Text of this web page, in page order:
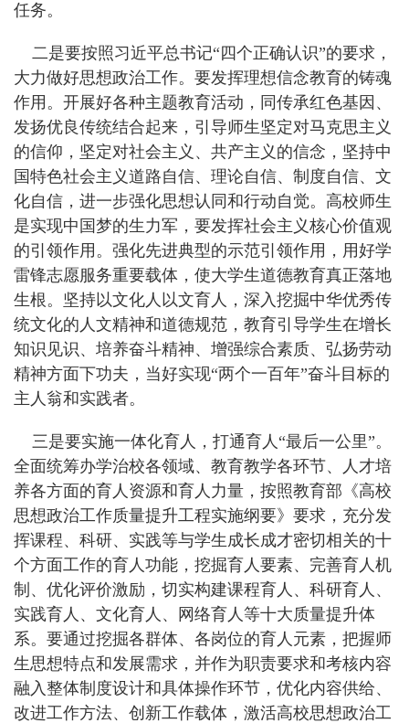
任务。
二是要按照习近平总书记“四个正确认识”的要求，
大力做好思想政治工作。要发挥理想信念教育的铸魂
作用。开展好各种主题教育活动，同传承红色基因、
发扬优良传统结合起来，引导师生坚定对马克思主义
的信仰，坚定对社会主义、共产主义的信念，坚持中
国特色社会主义道路自信、理论自信、制度自信、文
化自信，进一步强化思想认同和行动自觉。高校师生
是实现中国梦的生力军，要发挥社会主义核心价值观
的引领作用。强化先进典型的示范引领作用，用好学
雷锋志愿服务重要载体，使大学生道德教育真正落地
生根。坚持以文化人以文育人，深入挖掘中华优秀传
统文化的人文精神和道德规范，教育引导学生在增长
知识见识、培养奋斗精神、增强综合素质、弘扬劳动
精神方面下功夫，当好实现“两个一百年”奋斗目标的
主人翁和实践者。
三是要实施一体化育人，打通育人“最后一公里”。
全面统筹办学治校各领域、教育教学各环节、人才培
养各方面的育人资源和育人力量，按照教育部《高校
思想政治工作质量提升工程实施纲要》要求，充分发
挥课程、科研、实践等与学生成长成才密切相关的十
个方面工作的育人功能，挖掘育人要素、完善育人机
制、优化评价激励，切实构建课程育人、科研育人、
实践育人、文化育人、网络育人等十大质量提升体
系。要通过挖掘各群体、各岗位的育人元素，把握师
生思想特点和发展需求，并作为职责要求和考核内容
融入整体制度设计和具体操作环节，优化内容供给、
改进工作方法、创新工作载体，激活高校思想政治工